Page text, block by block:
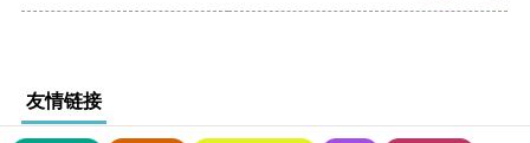
友情链接